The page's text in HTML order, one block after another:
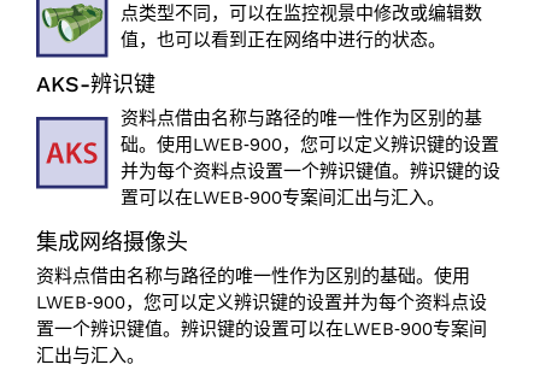
点类型不同，可以在监控视景中修改或编辑数
值，也可以看到正在网络中进行的状态。
AKS-辨识键
资料点借由名称与路径的唯一性作为区别的基
础。使用LWEB‑900，您可以定义辨识键的设置
并为每个资料点设置一个辨识键值。辨识键的设
置可以在LWEB‑900专案间汇出与汇入。
集成网络摄像头
资料点借由名称与路径的唯一性作为区别的基础。使用
LWEB‑900，您可以定义辨识键的设置并为每个资料点设
置一个辨识键值。辨识键的设置可以在LWEB‑900专案间
汇出与汇入。